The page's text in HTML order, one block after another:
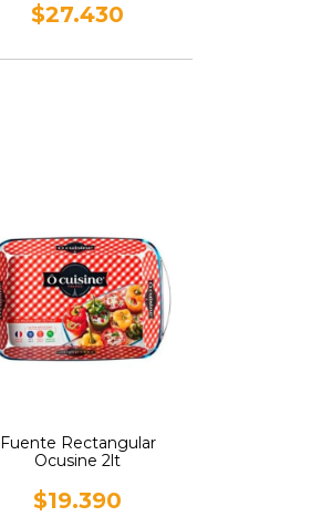
$27.430
Fuente Rectangular
Ocusine 2lt
$19.390